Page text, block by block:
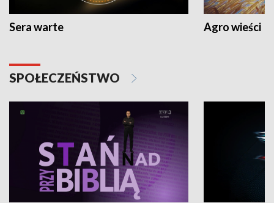
Sera warte Agro wieści
SPOŁECZEŃSTWO